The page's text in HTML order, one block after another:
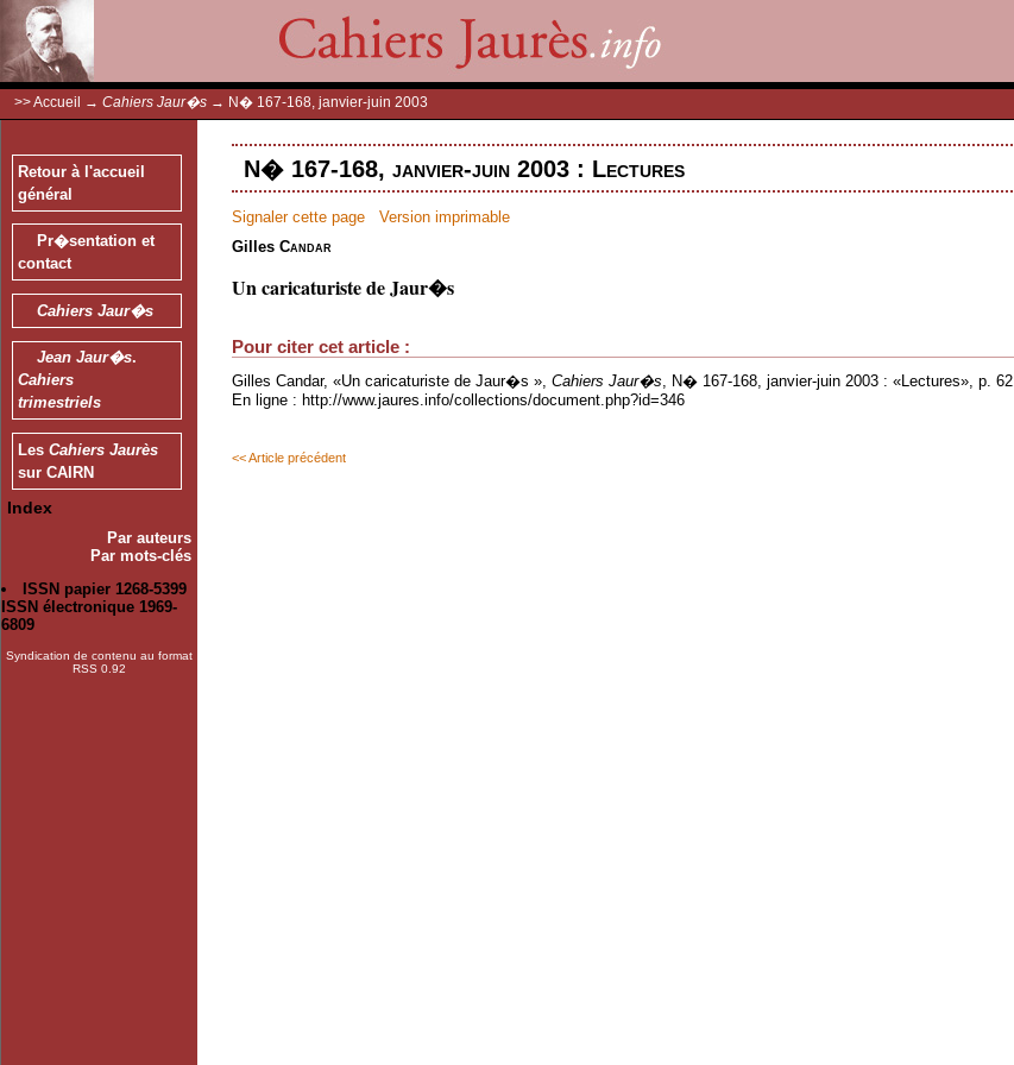
>>Accueil → Cahiers Jaur�s → N� 167-168, janvier-juin 2003
Retour à l'accueil
général
Pr�sentation et
contact
Cahiers Jaur�s
Jean Jaur�s.
Cahiers
trimestriels
Les Cahiers Jaurès
sur CAIRN
Index
Par auteurs
Par mots-clés
ISSN papier 1268-5399
ISSN électronique 1969-
6809
Syndication de contenu au format
RSS 0.92
N� 167-168, janvier-juin 2003 : Lectures
Signaler cette page
Version imprimable
Gilles Candar
Un caricaturiste de Jaur�s
Pour citer cet article :
Gilles Candar, «Un caricaturiste de Jaur�s », Cahiers Jaur�s , N� 167-168, janvier-juin 2003 : «Lectures», p. 62.
En ligne : http://www.jaures.info/collections/document.php?id=346
<< Article précédent